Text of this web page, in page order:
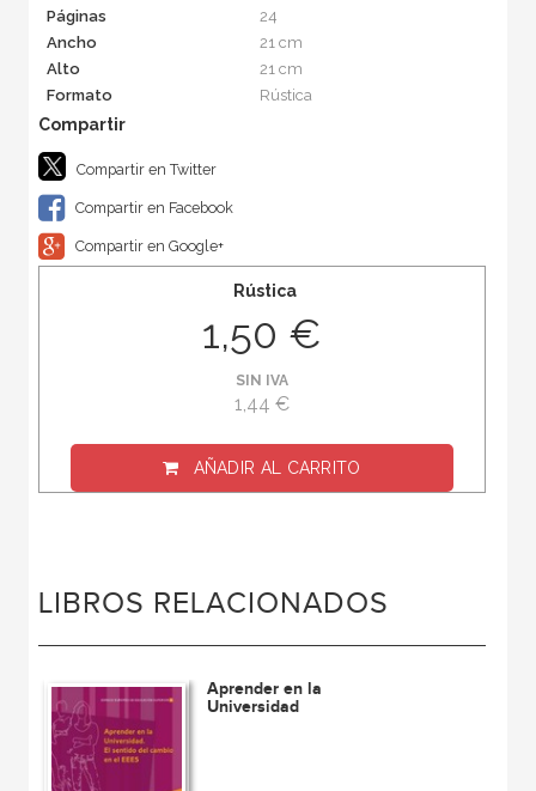
Páginas
24
Ancho
21 cm
Alto
21 cm
Formato
Rústica
Compartir en Twitter
Compartir en Facebook
Compartir en Google+
Rústica
1,50 €
SIN IVA
1,44 €
AÑADIR AL CARRITO
LIBROS RELACIONADOS
Aprender en la
Universidad